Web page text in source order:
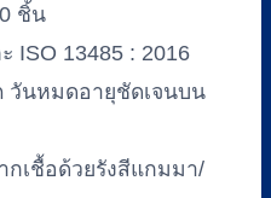
ชิ้น
ISO 13485 : 2016
วันหมดอายุชัดเจนบน
กเชื้อด้วยรังสีแกมมา/